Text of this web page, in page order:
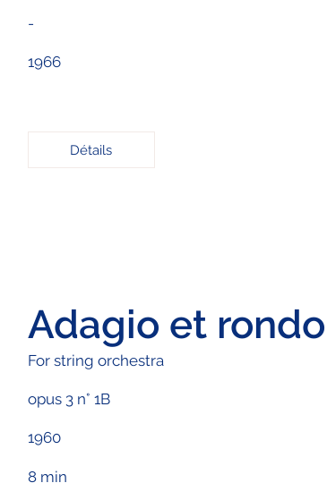
-
1966
Détails
Adagio et rondo
For string orchestra
opus 3 n° 1B
1960
8 min